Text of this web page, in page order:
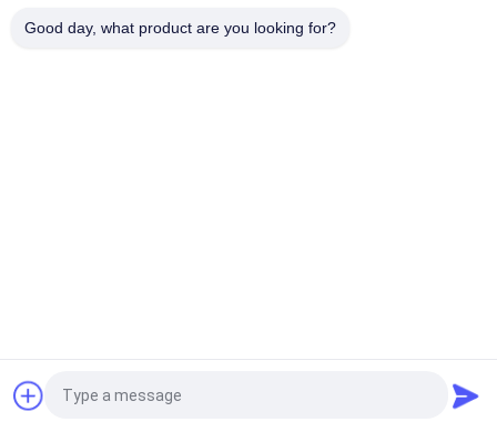
Αίτηση κράτησης
Good day, what product are you looking for?